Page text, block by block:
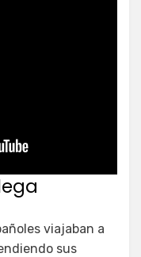
viajaban a
sus